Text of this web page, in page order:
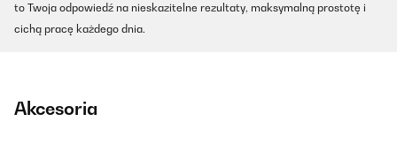
to Twoja odpowiedź na nieskazitelne rezultaty, maksymalną prostotę i
cichą pracę każdego dnia.
Akcesoria